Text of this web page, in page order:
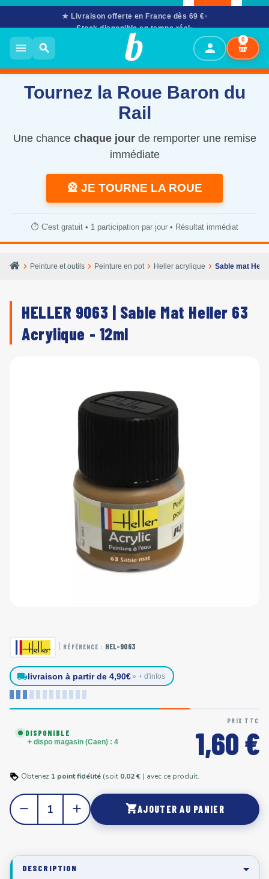
★ Livraison offerte en France dès 69 €
Stock disponible en temps réel
02 61 53 58 90
· Mar–Sam 10h–12h & 14h–17h30
menu search person
0
Tournez la Roue Baron du
Rail
Une chance chaque jourde remporter une remise
immédiate
🎡 JE TOURNE LA ROUE
⏱️ C'est gratuit • 1 participation par jour • Résultat immédiat
chevron_right Peinture et outils chevron_right Peinture en potchevron_right Heller acrylique chevron_right Sable mat
HELLER 9063 | Sable Mat Heller 63
Acrylique - 12ml
| RÉFÉRENCE : HEL-9063
local_shippinglivraison à partir de 4,90€» + d'infos
DISPONIBLE
+ dispo magasin (Caen) : 4
PRIX TTC
1,60 €
Obtenez 1 pointfidélité (soit 0,02 € ) avec ce produit.
remove add shopping_cartAJOUTER AU PANIER
DESCRIPTION